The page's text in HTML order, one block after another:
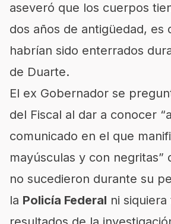
aseveró que los cuerpos
dos años de antigüedad, es
habrían sido enterrados
de Duarte.
El ex Gobernador se
del Fiscal al dar a conocer
comunicado en el que
mayúsculas y con negritas”
no sucedieron durante su
la Policía Federal ni siquiera